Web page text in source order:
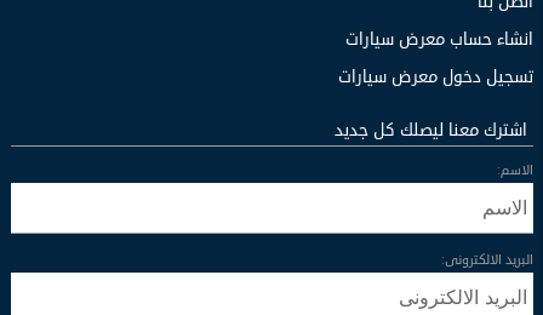
انشاء حساب معرض سيارات
تسجيل دخول معرض سيارات
اشترك معنا ليصلك كل جديد
الاسم:
البريد الالكترونى: